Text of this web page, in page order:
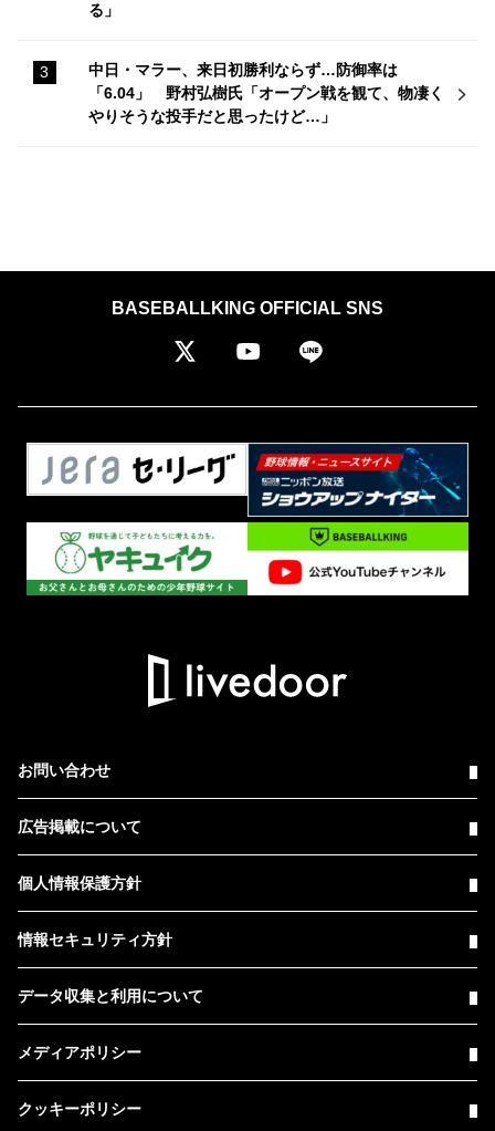
る」
中日・マラー、来日初勝利ならず…防御率は
「6.04」 野村弘樹氏「オープン戦を観て、物凄く
やりそうな投手だと思ったけど…」
BASEBALLKING OFFICIAL SNS
お問い合わせ
広告掲載について
個人情報保護方針
情報セキュリティ方針
データ収集と利用について
メディアポリシー
クッキーポリシー